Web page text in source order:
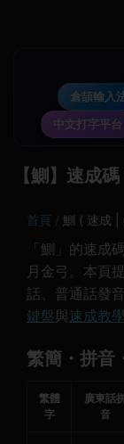
倉頡輸入
中文打字平台
【鰂】速成
首頁 鰂 ( 速成 |
「鰂」的速成
月金弓。本頁
話、普通話發
鍵盤與速成教學
繁簡・拼音
繁體
字
廣東話
音